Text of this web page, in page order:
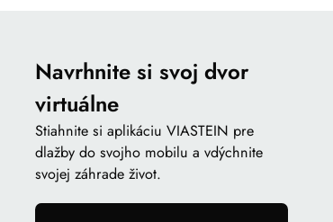
Navrhnite si svoj dvor
virtuálne
Stiahnite si aplikáciu VIASTEIN pre
dlažby do svojho mobilu a vdýchnite
svojej záhrade život.